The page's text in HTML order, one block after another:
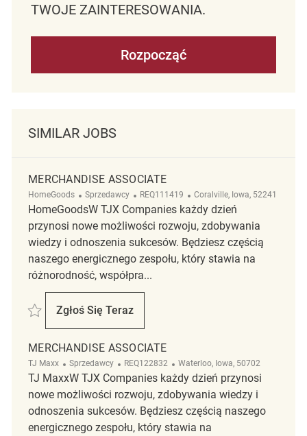
TWOJE ZAINTERESOWANIA.
Rozpocząć
SIMILAR JOBS
MERCHANDISE ASSOCIATE
HomeGoods Kategoria
Sprzedawcy ReqId
REQ111419 Lokalizacja
Coralville, Iowa, 52241
HomeGoodsW TJX Companies każdy dzień
przynosi nowe możliwości rozwoju, zdobywania
wiedzy i odnoszenia sukcesów. Będziesz częścią
naszego energicznego zespołu, który stawia na
różnorodność, współpra...
Zapisać Merchandise Associate REQ111419
Zgłoś Się Teraz
Merchandise Associate
MERCHANDISE ASSOCIATE
TJ Maxx Kategoria
Sprzedawcy ReqId
REQ122832 Lokalizacja
Waterloo, Iowa, 50702
TJ MaxxW TJX Companies każdy dzień przynosi
nowe możliwości rozwoju, zdobywania wiedzy i
odnoszenia sukcesów. Będziesz częścią naszego
energicznego zespołu, który stawia na